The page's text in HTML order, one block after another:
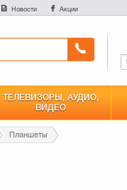
Новости Акции
ТЕЛЕВИЗОРЫ, АУДИО,
ВИДЕО
Планшеты